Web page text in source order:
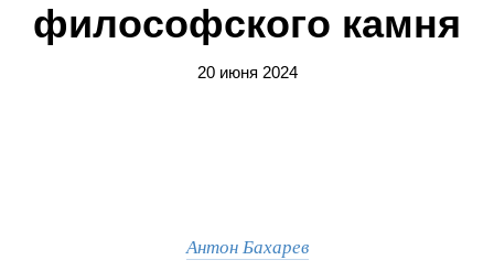
философского камня
20 июня 2024
Антон Бахарев